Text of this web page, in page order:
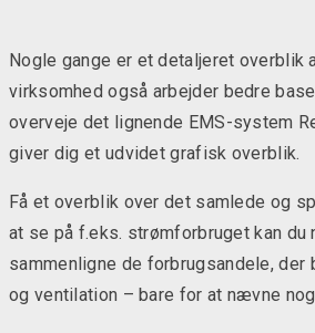
Nogle gange er et detaljeret
virksomhed også arbejder bedre
overveje det lignende EMS-system
giver dig et udvidet grafisk overblik.
Få et overblik over det samlede og
at se på f.eks. strømforbruget kan du
sammenligne de forbrugsandele, der
og ventilation – bare for at nævne